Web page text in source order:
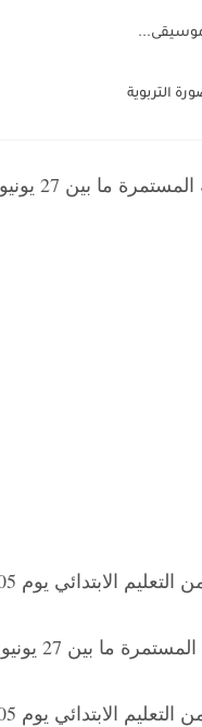
27 يونيو و 02 يوليوز 2022
يوم 05 يوليوز 2022
ما بين 27 يونيو
يوم 05 يوليوز 2022